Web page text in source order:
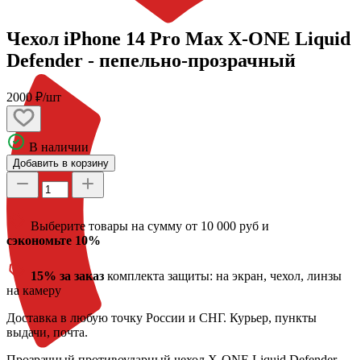
Чехол iPhone 14 Pro Max X-ONE Liquid
Defender - пепельно-прозрачный
2000 ₽/шт
В наличии
Добавить в корзину
Выберите товары на сумму от 10 000 руб и
сэкономьте 10%
15% за заказ комплекта защиты: на экран, чехол, линзы
на камеру
Доставка в любую точку России и СНГ. Курьер, пункты
выдачи, почта.